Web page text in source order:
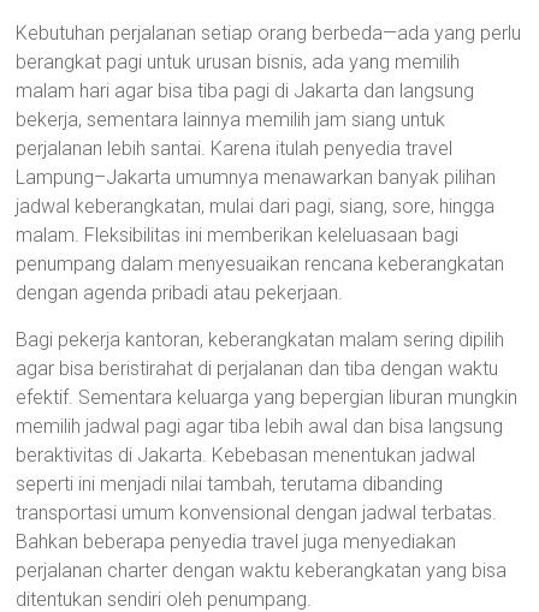
Kebutuhan perjalanan setiap orang berbeda—ada yang perlu
berangkat pagi untuk urusan bisnis, ada yang memilih
malam hari agar bisa tiba pagi di Jakarta dan langsung
bekerja, sementara lainnya memilih jam siang untuk
perjalanan lebih santai. Karena itulah penyedia travel
Lampung–Jakarta umumnya menawarkan banyak pilihan
jadwal keberangkatan, mulai dari pagi, siang, sore, hingga
malam. Fleksibilitas ini memberikan keleluasaan bagi
penumpang dalam menyesuaikan rencana keberangkatan
dengan agenda pribadi atau pekerjaan.
Bagi pekerja kantoran, keberangkatan malam sering dipilih
agar bisa beristirahat di perjalanan dan tiba dengan waktu
efektif. Sementara keluarga yang bepergian liburan mungkin
memilih jadwal pagi agar tiba lebih awal dan bisa langsung
beraktivitas di Jakarta. Kebebasan menentukan jadwal
seperti ini menjadi nilai tambah, terutama dibanding
transportasi umum konvensional dengan jadwal terbatas.
Bahkan beberapa penyedia travel juga menyediakan
perjalanan charter dengan waktu keberangkatan yang bisa
ditentukan sendiri oleh penumpang.